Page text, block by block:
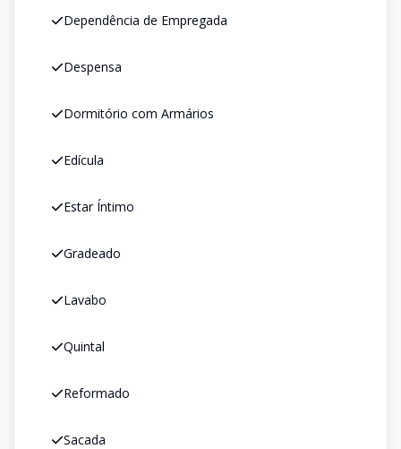
Dependência de Empregada
Despensa
Dormitório com Armários
Edícula
Estar Íntimo
Gradeado
Lavabo
Quintal
Reformado
Sacada